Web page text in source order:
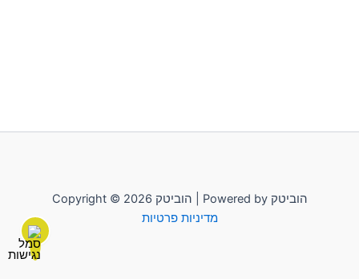
Copyright © 2026 הוביטק | Powered by הוביטק
מדיניות פרטיות